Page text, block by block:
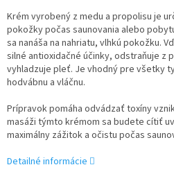
Krém vyrobený z medu a propolisu je
pokožky počas saunovania alebo
sa nanáša na nahriatu, vlhkú pokožku.
silné antioxidačné účinky, odstraňuje z
vyhladzuje pleť. Je vhodný pre všetky
hodvábnu a vláčnu.
Prípravok pomáha odvádzať toxíny
masáži týmto krémom sa budete cítiť
maximálny zážitok a očistu počas
Detailné informácie